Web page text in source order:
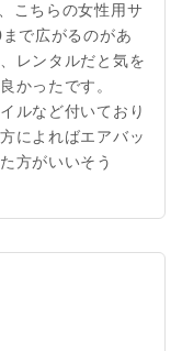
こちらの女性用サ
で広がるのがあ
レンタルだと気を
かったです。
ルなど付いており
によればエアバッ
方がいいそう